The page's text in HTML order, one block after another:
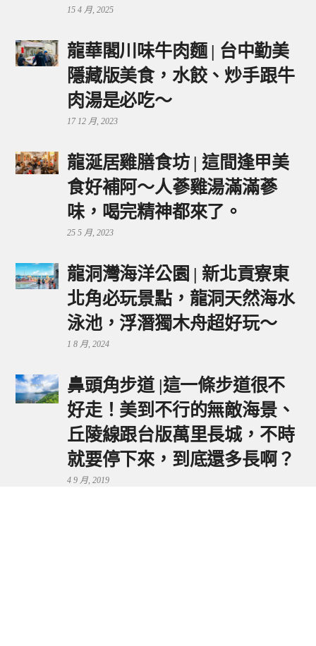
15 4 月, 2025
龍華閣川味牛肉麵 | 台中勤美
隱藏版美食，水餃、炒手跟牛
肉湯是必吃～
17 12 月, 2023
龍涎居雞膳食坊 | 這間逢甲美
食好補阿～人蔘雞湯滿滿蔘
味，喝完精神都來了。
25 5 月, 2023
龍洞灣海洋公園 | 新北貢寮東
北角必玩景點，龍洞天然海水
泳池，浮潛獨木舟超好玩～
1 8 月, 2024
鼻頭角步道 |這一條步道很不
好走！美到不行的無敵海景、
丘陵線跟台版萬里長城，不時
就要停下來，到底還多長啊？
4 9 月, 2019